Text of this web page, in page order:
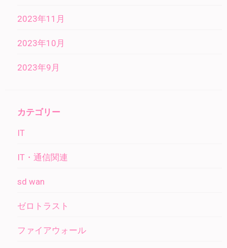
2023年11月
2023年10月
2023年9月
カテゴリー
IT
IT・通信関連
sd wan
ゼロトラスト
ファイアウォール